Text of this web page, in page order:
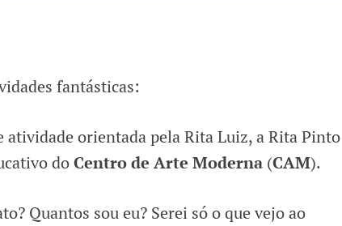
fantásticas:
atividade orientada pela Rita Luiz, a Rita Pinto
doCentro de Arte Moderna (CAM).
Quantos sou eu? Serei só o que vejo ao